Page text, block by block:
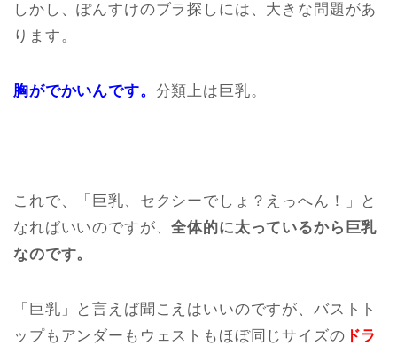
しかし、ぽんすけのブラ探しには、大きな問題があ
ります。
胸がでかいんです。 分類上は巨乳。
これで、「巨乳、セクシーでしょ？えっへん！」と
なればいいのですが、全体的に太っているから巨乳
なのです。
「巨乳」と言えば聞こえはいいのですが、バストト
ップもアンダーもウェストもほぼ同じサイズの ドラ